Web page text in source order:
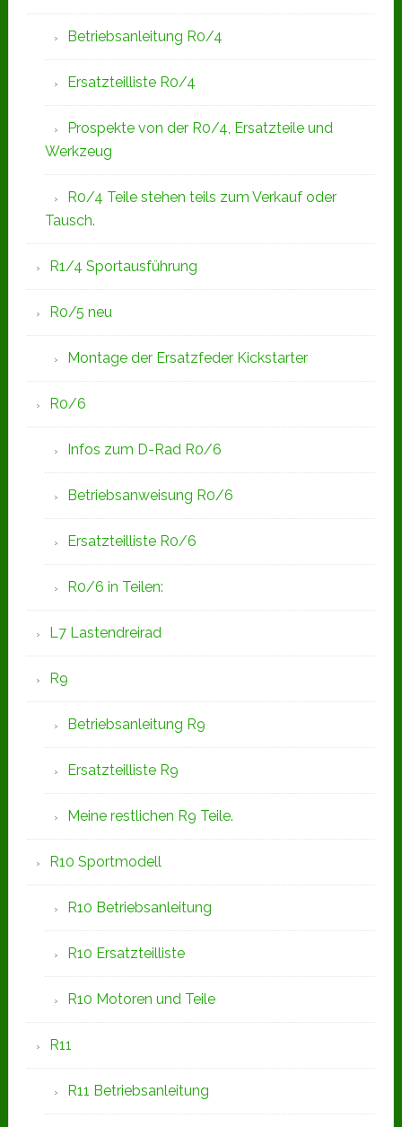
Betriebsanleitung R0/4
Ersatzteilliste R0/4
Prospekte von der R0/4, Ersatzteile und
Werkzeug
R0/4 Teile stehen teils zum Verkauf oder
Tausch.
R1/4 Sportausführung
R0/5 neu
Montage der Ersatzfeder Kickstarter
R0/6
Infos zum D-Rad R0/6
Betriebsanweisung R0/6
Ersatzteilliste R0/6
R0/6 in Teilen:
L7 Lastendreirad
R9
Betriebsanleitung R9
Ersatzteilliste R9
Meine restlichen R9 Teile.
R10 Sportmodell
R10 Betriebsanleitung
R10 Ersatzteilliste
R10 Motoren und Teile
R11
R11 Betriebsanleitung